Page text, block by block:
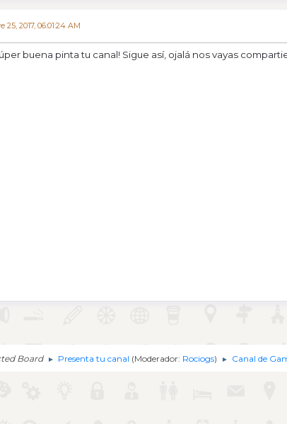
25, 2017, 06:01:24 AM
buena pinta tu canal! Sigue así, ojalá nos vayas
Board ► Presenta tu canal (Moderador: Rociogs) ► Canal de